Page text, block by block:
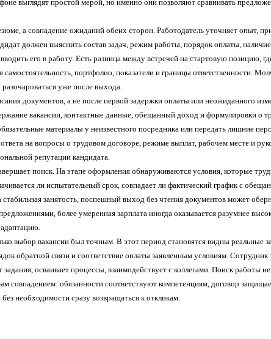
выглядят простой мерой, но именно они позволяют сравнивать
а совпадение ожиданий обеих сторон. Работодатель уточняет опыт,
должен выяснить состав задач, режим работы, порядок оплаты,
его в работу. Есть разница между встречей на стартовую позицию,
портфолио, показатели и границы ответственности.
уже после выхода.
документов, а не после первой задержки оплаты или неожиданного
вакансии, контактные данные, обещанный доход и формулировки о
материалы у неизвестного посредника или передать лишние
на вопросы о трудовом договоре, режиме выплат, рабочем месте и
репутации кандидата.
поиск. На этапе оформления обнаруживаются условия, которые
ли испытательный срок, совпадает ли фактический график с
занятость, поспешный выход без чтения документов может
более умеренная зарплата иногда оказывается разумнее
выбор вакансии был точным. В этот период становятся видны реальные
обратной связи и соответствие оплаты заявленным условиям.
осваивает процессы, взаимодействует с коллегами. Поиск работы
совпадением: обязанности соответствуют компетенциям, договор
необходимости сразу возвращаться к откликам.